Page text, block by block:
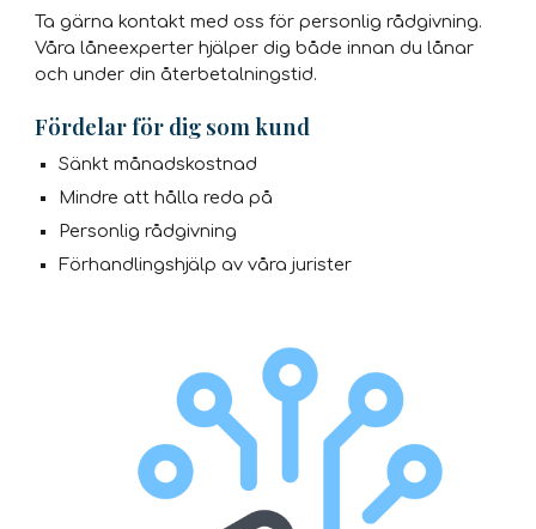
Ta gärna kontakt med oss för personlig rådgivning.
Våra låneexperter hjälper dig både innan du lånar
och under din återbetalningstid.
Fördelar för dig som kund
Sänkt månadskostnad
Mindre att hålla reda på
Personlig rådgivning
Förhandlingshjälp av våra jurister